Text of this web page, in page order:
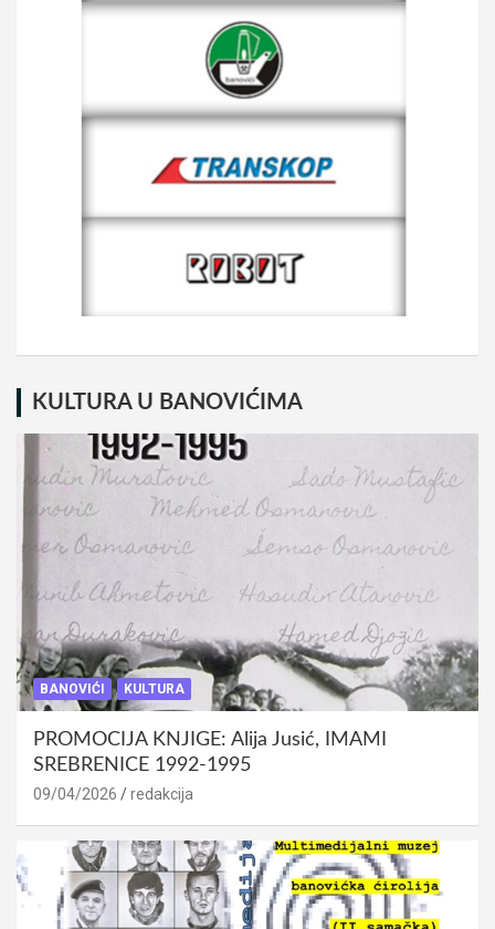
KULTURA U BANOVIĆIMA
BANOVIĆI KULTURA
PROMOCIJA KNJIGE: Alija Jusić, IMAMI
SREBRENICE 1992-1995
09/04/2026 redakcija